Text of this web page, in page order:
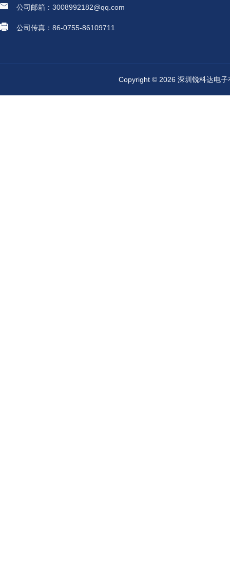
公司邮箱：3008992182@qq.com
公司传真：86-0755-86109711
Copyright © 2026 深圳锐科达电